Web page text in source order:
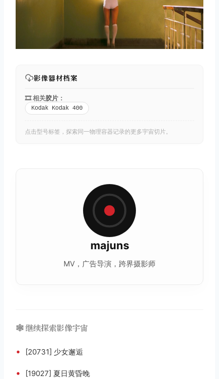
影像器材档案
🎞️ 相关胶片 ：
Kodak Kodak 400
点击型号标签，探索同一物理容器记录的更多宇宙切片。
majuns
MV，广告导演，跨界摄影师
🕸️ 继续探索影像宇宙
• [20731] 少女邂逅
• [19027] 夏日黄昏晚